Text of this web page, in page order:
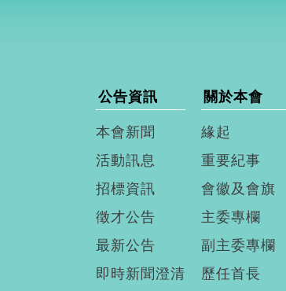
公告資訊
本會新聞
活動訊息
招標資訊
徵才公告
最新公告
即時新聞澄清
關於本會
緣起
重要紀事
會徽及會旗
主委專欄
副主委專欄
歷任首長